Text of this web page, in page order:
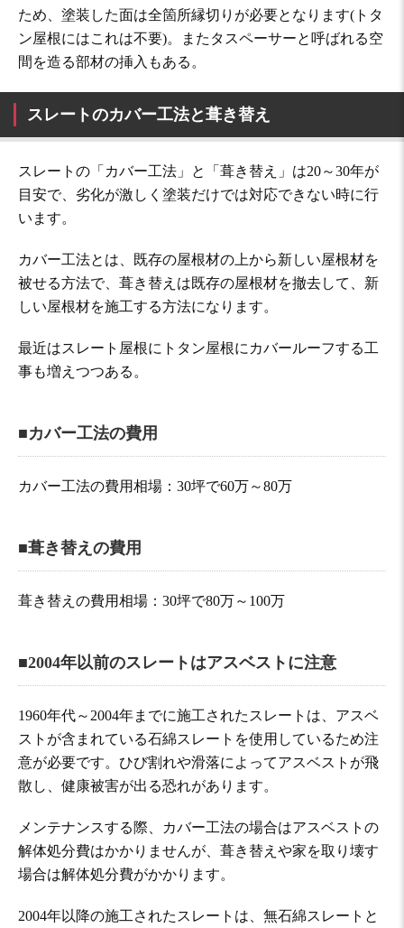
ため、塗装した面は全箇所縁切りが必要となります(トタ
ン屋根にはこれは不要)。またタスペーサーと呼ばれる空
間を造る部材の挿入もある。
スレートのカバー工法と葺き替え
スレートの「カバー工法」と「葺き替え」は20～30年が
目安で、劣化が激しく塗装だけでは対応できない時に行
います。
カバー工法とは、既存の屋根材の上から新しい屋根材を
被せる方法で、葺き替えは既存の屋根材を撤去して、新
しい屋根材を施工する方法になります。
最近はスレート屋根にトタン屋根にカバールーフする工
事も増えつつある。
■カバー工法の費用
カバー工法の費用相場：30坪で60万～80万
■葺き替えの費用
葺き替えの費用相場：30坪で80万～100万
■2004年以前のスレートはアスベストに注意
1960年代～2004年までに施工されたスレートは、アスベ
ストが含まれている石綿スレートを使用しているため注
意が必要です。ひび割れや滑落によってアスベストが飛
散し、健康被害が出る恐れがあります。
メンテナンスする際、カバー工法の場合はアスベストの
解体処分費はかかりませんが、葺き替えや家を取り壊す
場合は解体処分費がかかります。
2004年以降の施工されたスレートは、無石綿スレートと